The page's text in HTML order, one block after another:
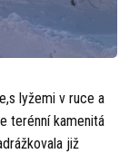
lyžemi v ruce a
terénní kamenitá
již